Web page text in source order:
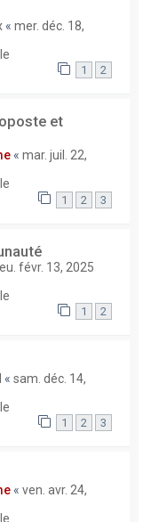
« mer. déc. 18,
1 2
et
« mar. juil. 22,
1 2 3
févr. 13, 2025
1 2
« sam. déc. 14,
1 2 3
« ven. avr. 24,